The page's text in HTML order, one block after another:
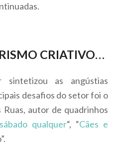
CRIATIVO…
as angústias
desafios do setor foi o
autor de quadrinhos
qualquer“, “Cães e